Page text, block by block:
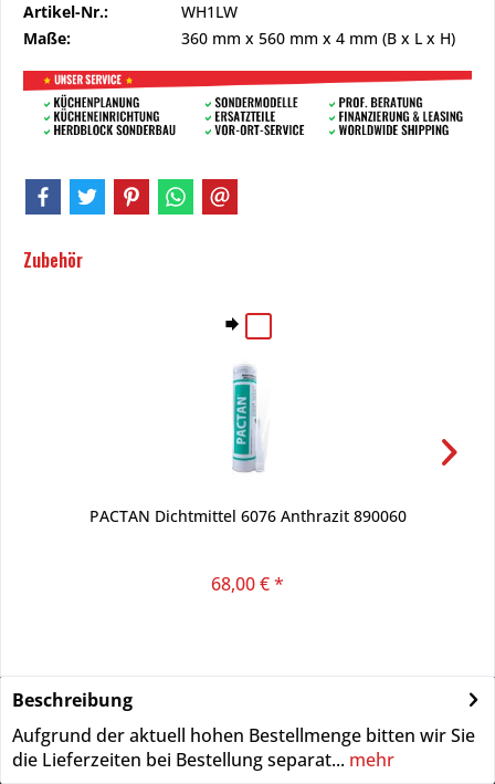
Artikel-Nr.:
WH1LW
Maße:
360 mm x 560 mm x 4 mm (B x L x H)
Zubehör
PACTAN Dichtmittel 6076 Anthrazit 890060
68,00 € *
Beschreibung
Aufgrund der aktuell hohen Bestellmenge bitten wir Sie
die Lieferzeiten bei Bestellung separat... mehr